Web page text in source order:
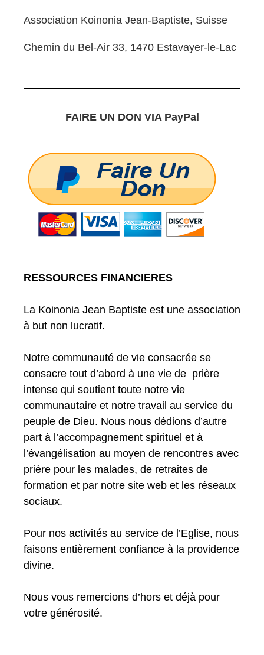
Association Koinonia Jean-Baptiste, Suisse
Chemin du Bel-Air 33, 1470 Estavayer-le-Lac
FAIRE UN DON VIA PayPal
RESSOURCES FINANCIERES
La Koinonia Jean Baptiste est une association
à but non lucratif.
Notre communauté de vie consacrée se
consacre tout d’abord à une vie de prière
intense qui soutient toute notre vie
communautaire et notre travail au service du
peuple de Dieu. Nous nous dédions d’autre
part à l’accompagnement spirituel et à
l’évangélisation au moyen de rencontres avec
prière pour les malades, de retraites de
formation et par notre site web et les réseaux
sociaux.
Pour nos activités au service de l’Eglise, nous
faisons entièrement confiance à la providence
divine.
Nous vous remercions d’hors et déjà pour
votre générosité.